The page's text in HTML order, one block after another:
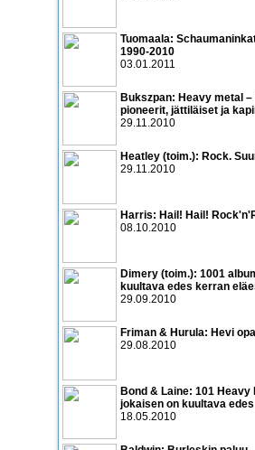
Tuomaala:
1990­-2010
03.01.2011
Bukszpan: Heavy metal
pioneerit, jättiläiset ja
29.11.2010
Heatley (toim.): Rock.
29.11.2010
Harris: Hail! Hail!
08.10.2010
Dimery (toim.): 1001
kuultava edes kerran
29.09.2010
Friman & Hurula: Hevi
29.08.2010
Bond & Laine: 101 Heavy
jokaisen on kuultava
18.05.2010